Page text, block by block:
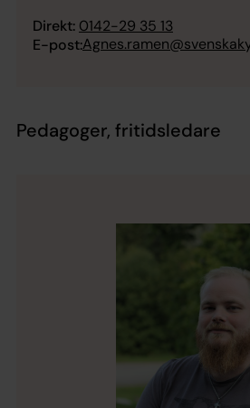
Direkt: 0142-29 35 13
E-post:
Pedagoger, fritidsledare